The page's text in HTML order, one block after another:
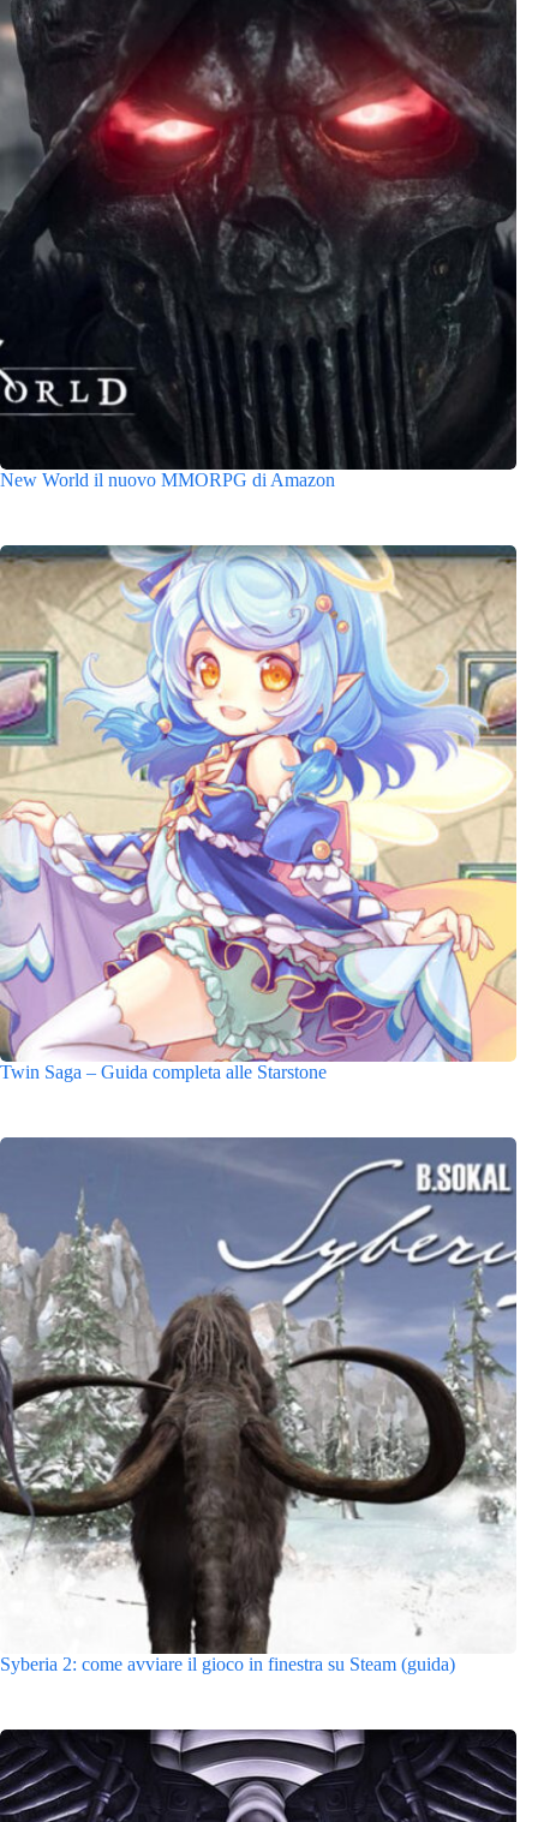
New World il nuovo MMORPG di Amazon
Twin Saga – Guida completa alle Starstone
Syberia 2: come avviare il gioco in finestra su Steam (guida)